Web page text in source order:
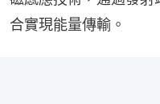
合實現能量傳輸。